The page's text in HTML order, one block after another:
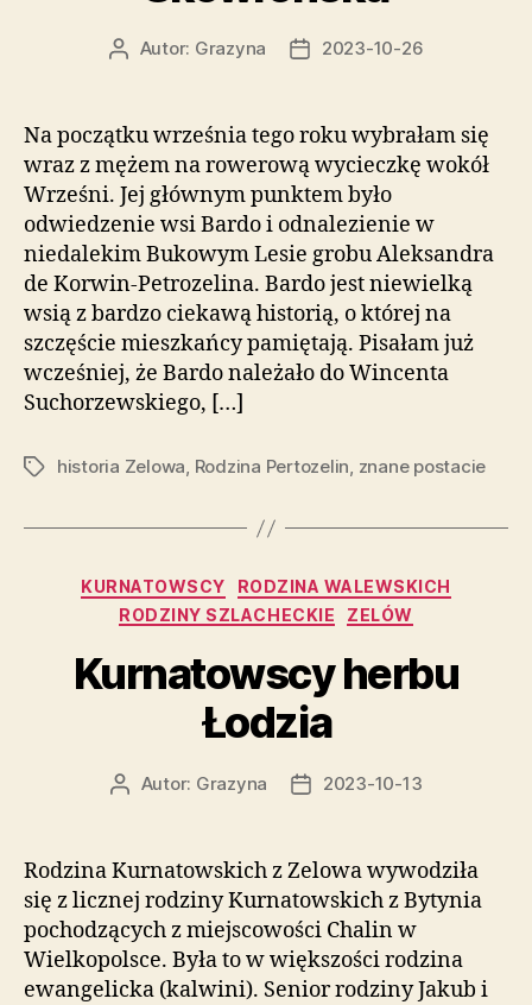
AutorAutor: Grazyna
Data2023-10-26
Na początku września tego roku wybrałam się
wraz z mężem na rowerową wycieczkę wokół
Wrześni. Jej głównym punktem było
odwiedzenie wsi Bardo i odnalezienie w
niedalekim Bukowym Lesie grobu Aleksandra
de Korwin-Petrozelina. Bardo jest niewielką
wsią z bardzo ciekawą historią, o której na
szczęście mieszkańcy pamiętają. Pisałam już
wcześniej, że Bardo należało do Wincenta
Suchorzewskiego, […]
Tagihistoria Zelowa, Rodzina Pertozelin, znane postacie
Kategorie
KURNATOWSCY
RODZINA WALEWSKICH
RODZINY SZLACHECKIE
ZELÓW
Kurnatowscy herbu
Łodzia
AutorAutor: Grazyna
Data2023-10-13
Rodzina Kurnatowskich z Zelowa wywodziła
się z licznej rodziny Kurnatowskich z Bytynia
pochodzących z miejscowości Chalin w
Wielkopolsce. Była to w większości rodzina
ewangelicka (kalwini). Senior rodziny Jakub i